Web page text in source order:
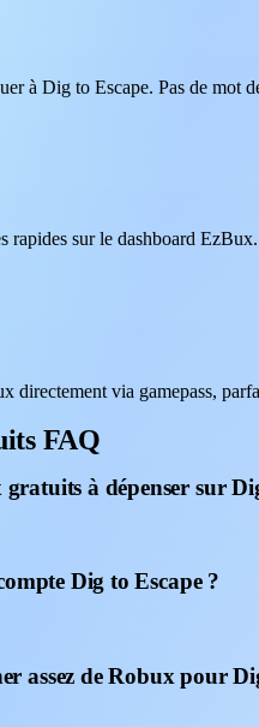
à Dig to Escape. Pas de mot
rapides sur le dashboard
directement via gamepass,
FAQ
à dépenser sur
Dig to Escape ?
assez de Robux pour